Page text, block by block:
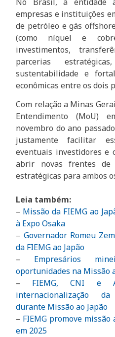
empresas e instituições
de petróleo e gás
(como níquel e
investimentos,
parcerias
sustentabilidade e
econômicas entre os dois
Com relação a Minas
Entendimento (MoU)
novembro do ano
justamente facilitar
eventuais investidores e
abrir novas frentes de
estratégicas para ambos
Leia também:
– Missão da FIEMG ao
à Expo Osaka
– Governador Romeu
da FIEMG ao Japão
– Empresários
oportunidades na Missão
– FIEMG, CNI e
internacionalização
durante Missão ao Japão
– FIEMG promove missão
em 2025